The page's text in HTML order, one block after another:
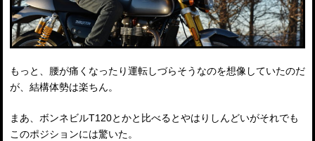
もっと、腰が痛くなったり運転しづらそうなのを想像していたのだ
が、結構体勢は楽ちん。
まあ、ボンネビルT120とかと比べるとやはりしんどいがそれでも
このポジションには驚いた。